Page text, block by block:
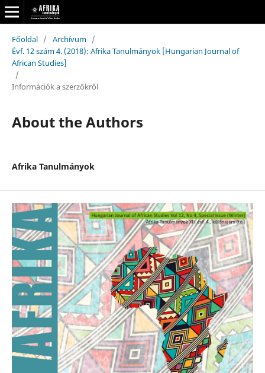
Főoldal / Archívum /
Évf. 12 szám 4. (2018): Afrika Tanulmányok [Hungarian Journal of
African Studies]
/
Információk a szerzőkről
About the Authors
Afrika Tanulmányok